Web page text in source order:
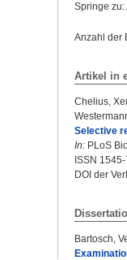
Springe zu:
Anzahl der
Artikel in
Chelius,
Selective
In: PLoS
ISSN
DOI der
Bartosch,